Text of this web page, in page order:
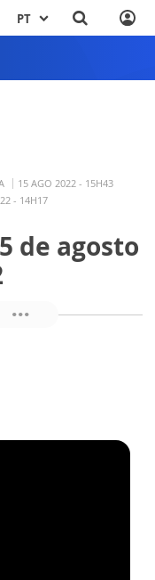
PT
15 AGO 2022 - 15H43
- 14H17
de agosto